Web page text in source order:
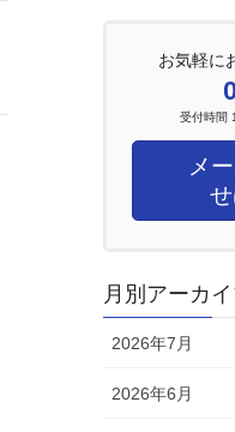
お気軽に
受付時間
メ
月別アーカ
2026年7月
2026年6月